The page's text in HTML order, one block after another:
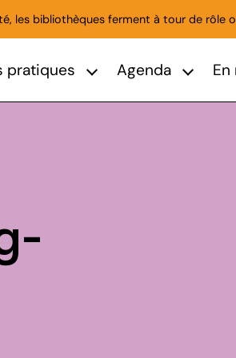
les bibliothèques ferment à tour de rôle
pratiques Afficher le sous-menu
Agenda AfficherEn